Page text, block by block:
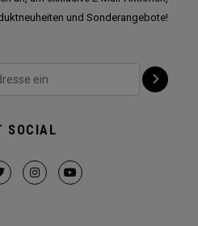
und Sonderangebote!
SOCIAL